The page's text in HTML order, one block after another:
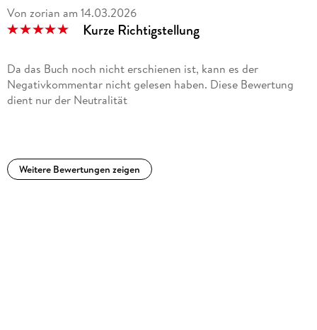
Von zorian am 14.03.2026
Kurze Richtigstellung
Da das Buch noch nicht erschienen ist, kann es der
Negativkommentar nicht gelesen haben. Diese Bewertung
dient nur der Neutralität
Weitere Bewertungen zeigen